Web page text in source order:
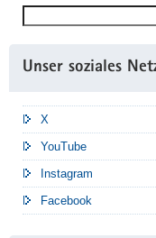
Suchen
Unser soziales
X
YouTube
Instagram
Facebook